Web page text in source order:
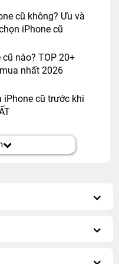
Than Chì, Xanh
dùng cần dòng
quay chụp.
gồm Hồng, Xanh
cũ không? Ưu và
iPhone cũ
nào? TOP 20+
nhất 2026
iPhone cũ trước khi